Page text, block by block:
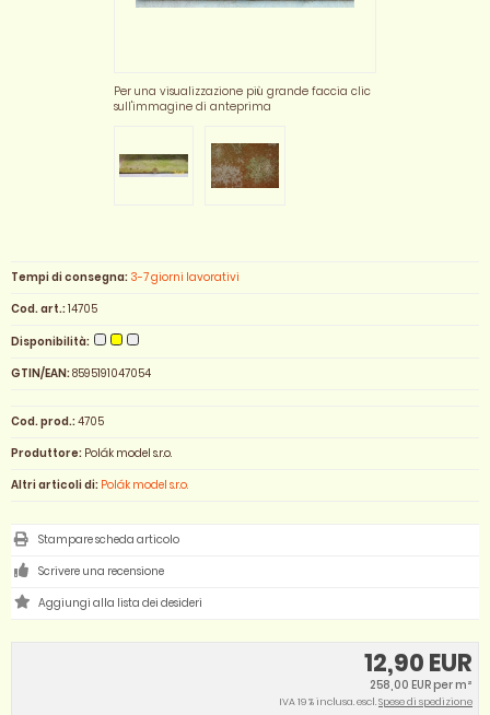
Per una visualizzazione più grande faccia clic
sull'immagine di anteprima
12,90 EUR
258,00 EUR per m²
IVA 19 % inclusa. escl.Spese di spedizione
Tempi di consegna: 3-7 giorni lavorativi
Cod. art.:14705
Disponibilità:
GTIN/EAN:8595191047054
Cod. prod.:4705
Produttore: Polák model s.r.o.
Altri articoli di: Polák model s.r.o.
Stampare scheda articolo
Scrivere una recensione